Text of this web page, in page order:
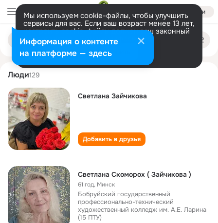
Войти
Мы используем cookie-файлы, чтобы улучшить
сервисы для вас. Если ваш возраст менее 13 лет,
настроить cookie-файлы должен ваш законный
представитель. Больше информации
Разрешить все Настроить
Поиск
людям
svetlana zaychikova
Люди129
Светлана Зайчикова
Добавить в друзья
Светлана Скоморох ( Зайчикова )
61 год, Минск
Бобруйский государственный
профессионально-технический
художественный колледж им. А.Е. Ларина
(15 ПТУ)
Информация о контенте
на платформе — здесь